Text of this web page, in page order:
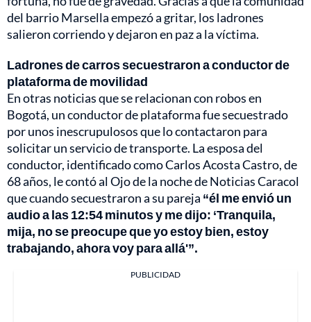
del barrio Marsella empezó a gritar, los ladrones
salieron corriendo y dejaron en paz a la víctima.
Ladrones de carros secuestraron a conductor de
plataforma de movilidad
En otras noticias que se relacionan con robos en
Bogotá, un conductor de plataforma fue secuestrado
por unos inescrupulosos que lo contactaron para
solicitar un servicio de transporte. La esposa del
conductor, identificado como Carlos Acosta Castro, de
68 años, le contó al Ojo de la noche de Noticias Caracol
que cuando secuestraron a su pareja “él me envió un
audio a las 12:54 minutos y me dijo: ‘Tranquila,
mija, no se preocupe que yo estoy bien, estoy
trabajando, ahora voy para allá'”.
PUBLICIDAD